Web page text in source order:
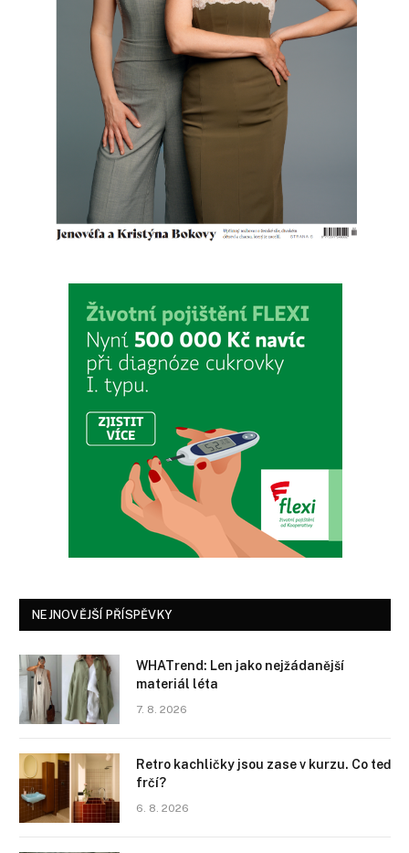
NEJNOVĚJŠÍ PŘÍSPĚVKY
WHATrend: Len jako nejžádanější
materiál léta
7. 8. 2026
Retro kachličky jsou zase v kurzu. Co teď
frčí?
6. 8. 2026